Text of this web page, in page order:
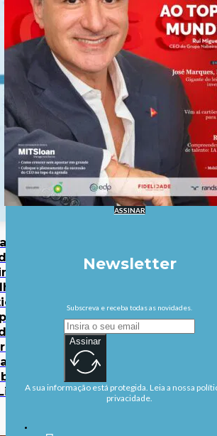
ASSINAR
Newsletter
Subscreva e receba todas as novidades.
Assinar
A sua informação está protegida. Leia a nossa
privacidade.